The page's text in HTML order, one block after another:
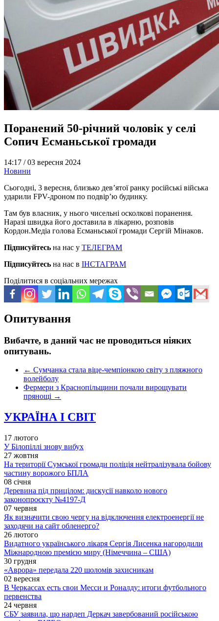
Поранений 50-річний чоловік у селі
Сопич Есманьської громади
14:17 /03 вересня 2024
Новини
Сьогодні, 3 вересня, близько девʼятої ранку російські війська
ударили FPV-дроном по подвірʼю будинку.
Там був власник, у нього чисельні осколкові поранення.
Наразі швидка його доставила в лікарню, розповів
Кордон.Медіа голова Есманьської громади Сергій Мінаков.
Підписуйтесь на нас у ТЕЛЕГРАМ
Підписуйтесь на нас в ІНСТАГРАМ
Поділитися в соціальних мережах
Опитування
Вибачте, в даний час не проводиться ніяких
опитувань.
← Сумчанка стала віце-чемпіонкою світу з пляжного
волейболу
Фермери з Краснопільщини почали вирощувати
прянощі →
УКРАЇНА І СВІТ
17 лютого
У Білопіллі знову вибух
27 жовтня
На території Сумської громади поліція нейтралізувала бойову
частину ворожого БПЛА
08 січня
Деревина під прицілом: дискусії навколо нового
законопроєкту №4197-Д
07 червня
Як визначити свою чергу на відключення електроенергії не
заходячи на сайт обленерго?
26 лютого
Видатного українського лікаря Сергія Лисенка нагородили
Міжнародною премією миру (Німеччина – США)
30 грудня
«Аврора» передала 220 шоломів захисникам
02 вересня
В Черкассах есть свои Месси и Роналду: итоги футбольного
первенства
24 червня
СБУ заявила, що нардеп Деркач завербований російською